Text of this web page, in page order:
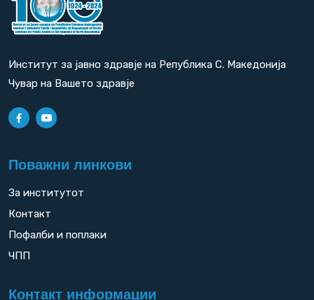
Институт за јавно здравје на Република С. Македонија
Чувар на Вашето здравје
Поважни линкови
За институтот
Контакт
Пофалби и поплаки
ЧПП
Контакт информации